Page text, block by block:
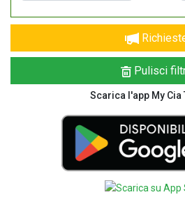
Pulisci
Scarica l'app My Cia